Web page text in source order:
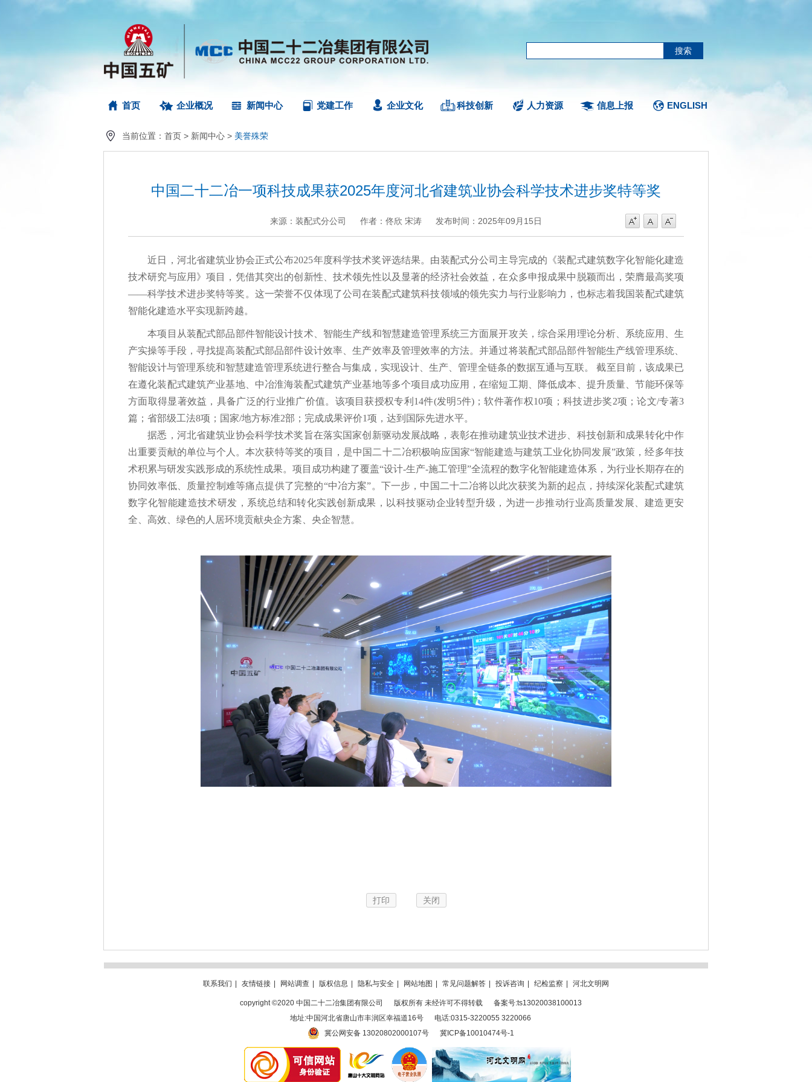
首页 企业概况 新闻中心 党建工作 企业文化 科技创新 人力资源 信息上报 ENGLISH
当前位置： 首页 > 新闻中心 > 美誉殊荣
中国二十二冶一项科技成果获2025年度河北省建筑业协会科学技术进步奖特等奖
来源：装配式分公司 作者：佟欣 宋涛 发布时间：2025年09月15日
+ -
近日，河北省建筑业协会正式公布2025年度科学技术奖评选结果。由装配式分公司主导完成的《装配式建筑数字化智能化建造
技术研究与应用》项目，凭借其突出的创新性、技术领先性以及显著的经济社会效益，在众多申报成果中脱颖而出，荣膺最高奖项
——科学技术进步奖特等奖。这一荣誉不仅体现了公司在装配式建筑科技领域的领先实力与行业影响力，也标志着我国装配式建筑
智能化建造水平实现新跨越。
本项目从装配式部品部件智能设计技术、智能生产线和智慧建造管理系统三方面展开攻关，综合采用理论分析、系统应用、生
产实操等手段，寻找提高装配式部品部件设计效率、生产效率及管理效率的方法。并通过将装配式部品部件智能生产线管理系统、
智能设计与管理系统和智慧建造管理系统进行整合与集成，实现设计、生产、管理全链条的数据互通与互联。 截至目前，该成果已
在遵化装配式建筑产业基地、中冶淮海装配式建筑产业基地等多个项目成功应用，在缩短工期、降低成本、提升质量、节能环保等
方面取得显著效益，具备广泛的行业推广价值。该项目获授权专利14件(发明5件)；软件著作权10项；科技进步奖2项；论文/专著3
篇；省部级工法8项；国家/地方标准2部；完成成果评价1项，达到国际先进水平。
据悉，河北省建筑业协会科学技术奖旨在落实国家创新驱动发展战略，表彰在推动建筑业技术进步、科技创新和成果转化中作
出重要贡献的单位与个人。本次获特等奖的项目，是中国二十二冶积极响应国家“智能建造与建筑工业化协同发展”政策，经多年技
术积累与研发实践形成的系统性成果。项目成功构建了覆盖“设计-生产-施工管理”全流程的数字化智能建造体系，为行业长期存在的
协同效率低、质量控制难等痛点提供了完整的“中冶方案”。下一步，中国二十二冶将以此次获奖为新的起点，持续深化装配式建筑
数字化智能建造技术研发，系统总结和转化实践创新成果，以科技驱动企业转型升级，为进一步推动行业高质量发展、建造更安
全、高效、绿色的人居环境贡献央企方案、央企智慧。
打印 关闭
联系我们 | 友情链接 | 网站调查 | 版权信息 | 隐私与安全 | 网站地图 | 常见问题解答 | 投诉咨询 | 纪检监察 | 河北文明网
copyright ©2020 中国二十二冶集团有限公司 版权所有 未经许可不得转载
备案号:ts13020038100013
地址:中国河北省唐山市丰润区幸福道16号
电话:0315-3220055 3220066
冀公网安备 13020802000107号
冀ICP备10010474号-1